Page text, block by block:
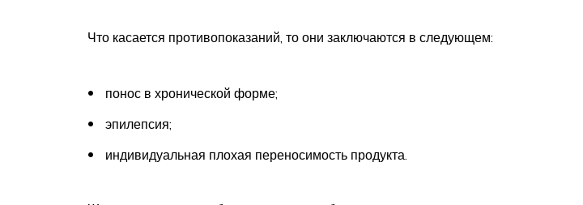
Что касается противопоказаний, то они заключаются в следующем:
понос в хронической форме;
эпилепсия;
индивидуальная плохая переносимость продукта.